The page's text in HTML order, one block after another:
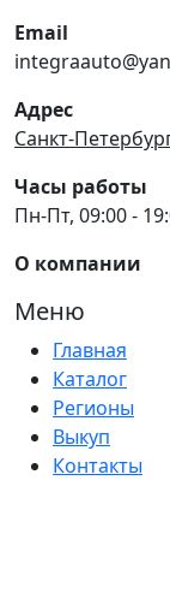
Email
Адрес
Санкт-
Часы работы
Пн-Пт, 09:00 -
О компании
Меню
Главная
Каталог
Регионы
Выкуп
Контакты